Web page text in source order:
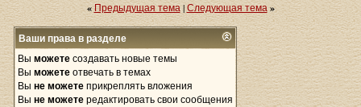
«Предыдущая тема|Следующая тема »
Ваши права в разделе
Вы можетесоздавать новые темы
Вы можетеотвечать в темах
Вы не можетеприкреплять вложения
Вы не можетередактировать свои сообщения